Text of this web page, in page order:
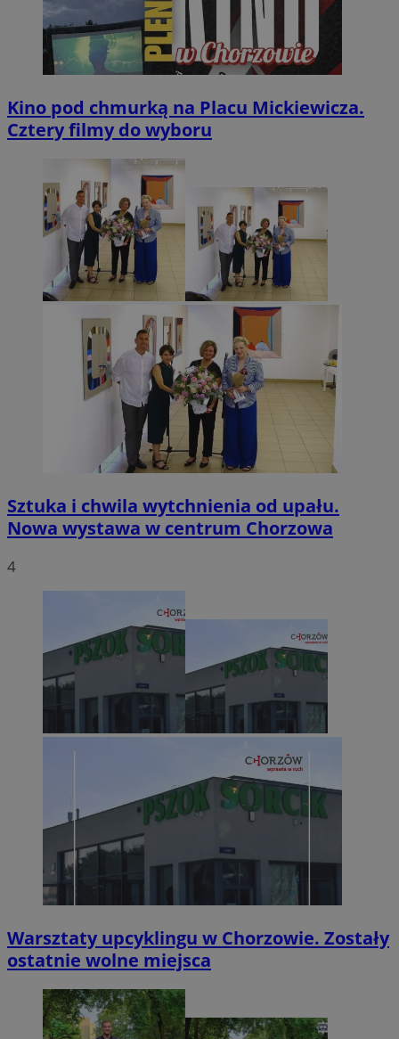
Kino pod chmurką na Placu Mickiewicza.
Cztery filmy do wyboru
Sztuka i chwila wytchnienia od upału.
Nowa wystawa w centrum Chorzowa
4
Warsztaty upcyklingu w Chorzowie. Zostały
ostatnie wolne miejsca